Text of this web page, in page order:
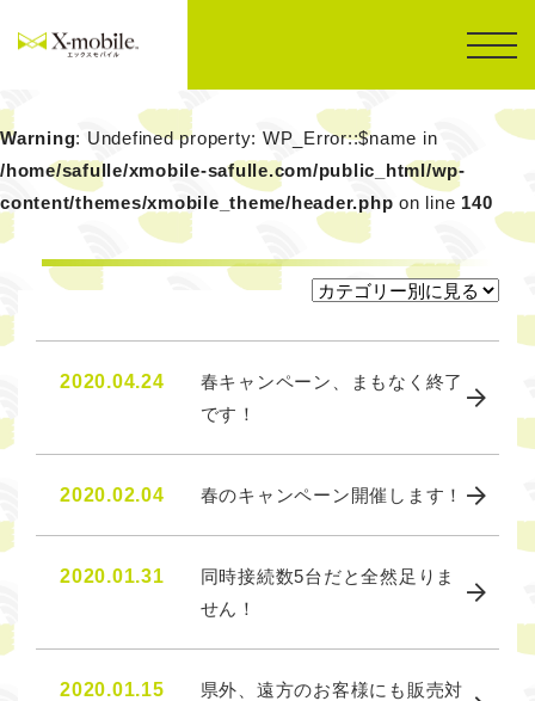
Warning: Undefined property: WP_Error::$name in
/home/safulle/xmobile-safulle.com/public_html/wp-
content/themes/xmobile_theme/header.php on line 140
2020.04.24
春キャンペーン、まもなく終了
です！
2020.02.04 春のキャンペーン開催します！
2020.01.31
同時接続数5台だと全然足りま
せん！
2020.01.15
県外、遠方のお客様にも販売対